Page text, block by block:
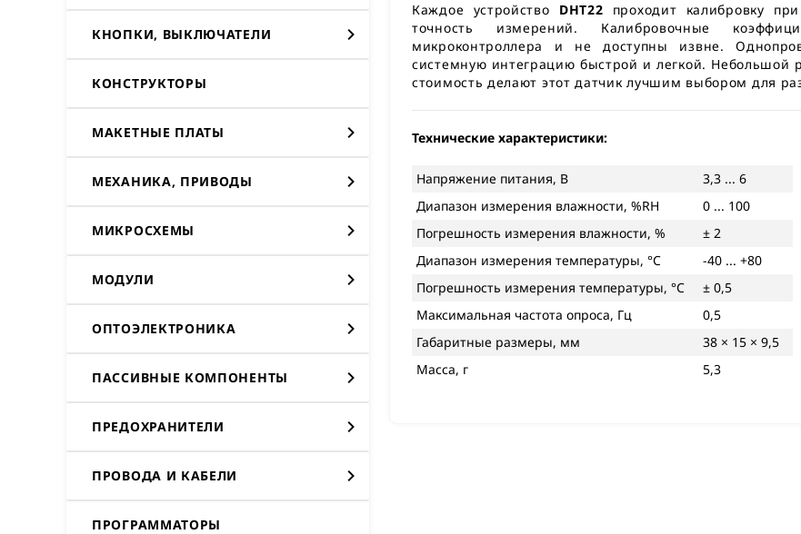
КНОПКИ, ВЫКЛЮЧАТЕЛИ
КОНСТРУКТОРЫ
МАКЕТНЫЕ ПЛАТЫ
МЕХАНИКА, ПРИВОДЫ
МИКРОСХЕМЫ
МОДУЛИ
ОПТОЭЛЕКТРОНИКА
ПАССИВНЫЕ КОМПОНЕНТЫ
ПРЕДОХРАНИТЕЛИ
ПРОВОДА И КАБЕЛИ
ПРОГРАММАТОРЫ
Каждое устройство DHT22 проходит калибровку
точность измерений. Калибровочные
микроконтроллера и не доступны извне.
системную интеграцию быстрой и легкой. Небольшой
стоимость делают этот датчик лучшим выбором для
Технические характеристики:
Напряжение питания, В
3,3 ... 6
Диапазон измерения влажности, %RH
0 ... 100
Погрешность измерения влажности, %
± 2
Диапазон измерения температуры, °C
-40 ... +80
Погрешность измерения температуры, °C
± 0,5
Максимальная частота опроса, Гц
0,5
Габаритные размеры, мм
38 × 15 × 9,5
Масса, г
5,3